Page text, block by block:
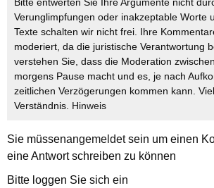
Verunglimpfungen oder inakzeptable Worte
Texte schalten wir nicht frei. Ihre
moderiert, da die juristische Verantwortung
verstehen Sie, dass die Moderation
morgens Pause macht und es, je nach
zeitlichen Verzögerungen kommen kann.
Verständnis. Hinweis
Sie müssenangemeldetsein um einen
eine Antwort schreiben zu können
Bitte loggen Sie sich ein